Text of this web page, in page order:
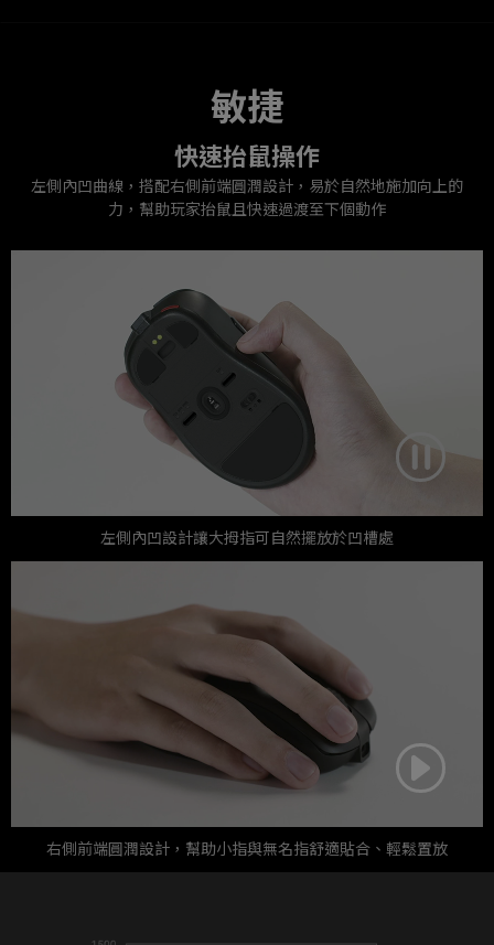
敏捷
快速抬鼠操作
左側內凹曲線，搭配右側前端圓潤設計，易於自然地施加向上的
力，幫助玩家抬鼠且快速過渡至下個動作
左側內凹設計讓大拇指可自然擺放於凹槽處
右側前端圓潤設計，幫助小指與無名指舒適貼合、輕鬆置放